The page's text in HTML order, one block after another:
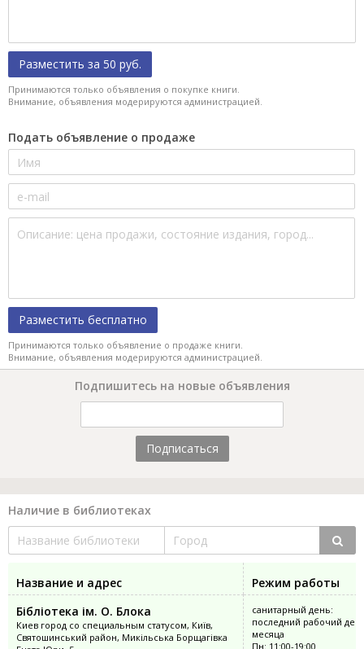
Разместить за 50 руб.
Принимаются только объявления о покупке книги.
Внимание, объявления модерируются администрацией.
Подать объявление о продаже
Разместить бесплатно
Принимаются только объявление о продаже книги.
Внимание, объявления модерируются администрацией.
Подпишитесь на новые объявления
Подписаться
Наличие в библиотеках
Название и адрес
Режим работы
Бібліотека ім. О. Блока
Киев город со специальным статусом, Київ,
Святошинський район, Микільська Борщагівка
санитарный день:
последний рабочий
месяца
Пн: 11:00-19:00